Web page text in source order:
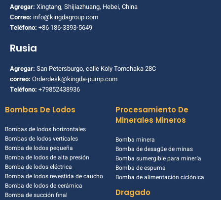
Agregar: Xingtang, Shijiazhuang, Hebei, China
Correo: info@kingdagroup.com
Teléfono: +86 186-3393-5649
Rusia
Agregar: San Petersburgo, calle Koly Tomchaka 28C
correo: Orderdesk@kingda-pump.com
Teléfono: +79852438936
Bombas De Lodos
Bombas de lodos horizontales
Bombas de lodos verticales
Bomba de lodos pequeña
Bomba de lodos de alta presión
Bomba de lodos eléctrica
Bomba de lodos revestida de caucho
Bomba de lodos de cerámica
Bomba de succión final
Procesamiento De
Minerales Mineros
Bomba minera
Bomba de desagüe de minas
Bomba sumergible para minería
Bomba de espuma
Bomba de alimentación ciclónica
Dragado